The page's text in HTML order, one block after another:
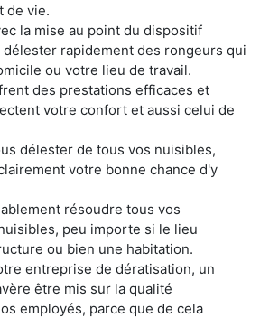
de vie.
la mise au point du dispositif
rapidement des rongeurs qui
ou votre lieu de travail.
des prestations efficaces et
votre confort et aussi celui de
délester de tous vos nuisibles,
votre bonne chance d'y
résoudre tous vos
peu importe si le lieu
ou bien une habitation.
entreprise de dératisation, un
être mis sur la qualité
employés, parce que de cela